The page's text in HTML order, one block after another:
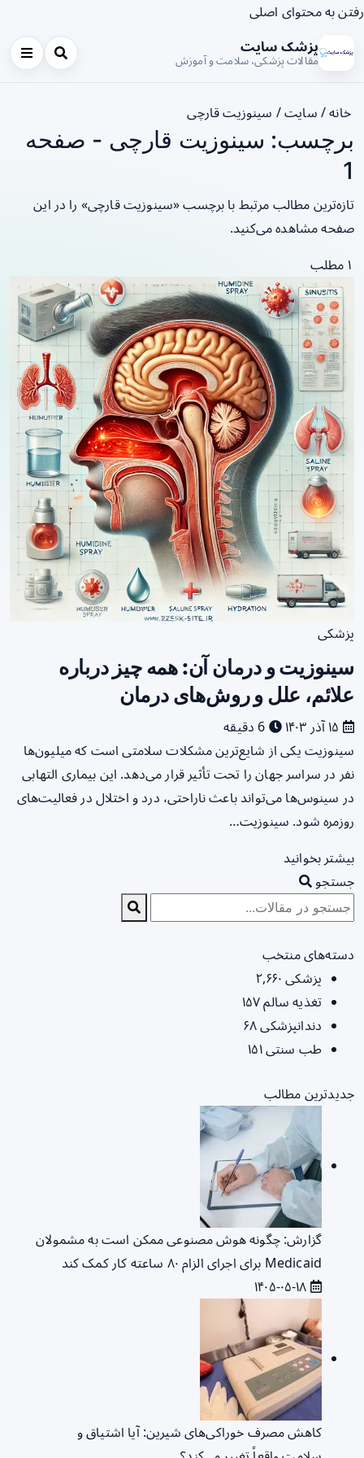
رفتن به محتوای اصلی
پزشک سایت
مقالات پزشکی، سلامت و آموزش
خانه/ سایت/ سینوزیت قارچی
برچسب: سینوزیت قارچی - صفحه
1
تازه‌ترین مطالب مرتبط با برچسب «سینوزیت قارچی» را در این
صفحه مشاهده می‌کنید.
۱ مطلب
پزشکی
سینوزیت و درمان آن: همه چیز درباره
علائم، علل و روش‌های درمان
سینوزیت یکی از شایع‌ترین مشکلات سلامتی است که میلیون‌ها
نفر در سراسر جهان را تحت تأثیر قرار می‌دهد. این بیماری التهابی
در سینوس‌ها می‌تواند باعث ناراحتی، درد و اختلال در فعالیت‌های
روزمره شود. سینوزیت…
بیشتر بخوانید
جستجو
دسته‌های منتخب
پزشکی ۲,۶۶۰
تغذیه سالم۱۵۷
دندانپزشکی۶۸
طب سنتی۱۵۱
جدیدترین مطالب
گزارش: چگونه هوش مصنوعی ممکن است به مشمولان
Medicaid برای اجرای الزام ۸۰ ساعته کار کمک کند
کاهش مصرف خوراکی‌های شیرین: آیا اشتیاق و